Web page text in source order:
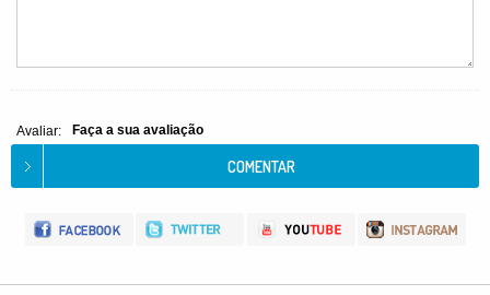
Avaliar: Faça a sua avaliação